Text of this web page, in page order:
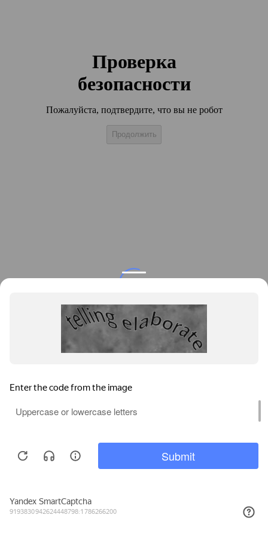
Проверка
безопасности
Пожалуйста, подтвердите, что вы не робот
Продолжить